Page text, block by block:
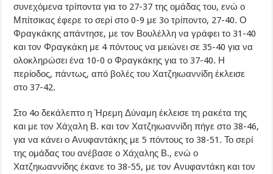
συνεχόμενα τρίποντα για το 27-37 της ομάδας του, ενώ ο
Μπίτσικας έφερε το σερί στο 0-9 με 3ο τρίποντο, 27-40. Ο
Φραγκάκης απάντησε, με τον Βουλέλλη να γράφει το 31-40
και τον Φραγκάκη με 4 πόντους να μειώνει σε 35-40 για να
ολοκληρώσει ένα 10-0 ο Φραγκάκης για το 37-40. Η
περίοδος, πάντως, από βολές του Χατζηιωαννίδη έκλεισε
στο 37-42.
Στο 4ο δεκάλεπτο η Ήρεμη Δύναμη έκλεισε τη ρακέτα της
και με τον Χάχαλη Β. και τον Χατζηιωαννίδη πήγε στο 38-46,
για να κάνει ο Ανυφαντάκης με 5 πόντους το 38-51. Το σερί
της ομάδας του ανέβασε ο Χάχαλης Β., ενώ ο
Χατζηιωαννίδης έκανε το 38-55, με τον Ανυφαντάκη και τον